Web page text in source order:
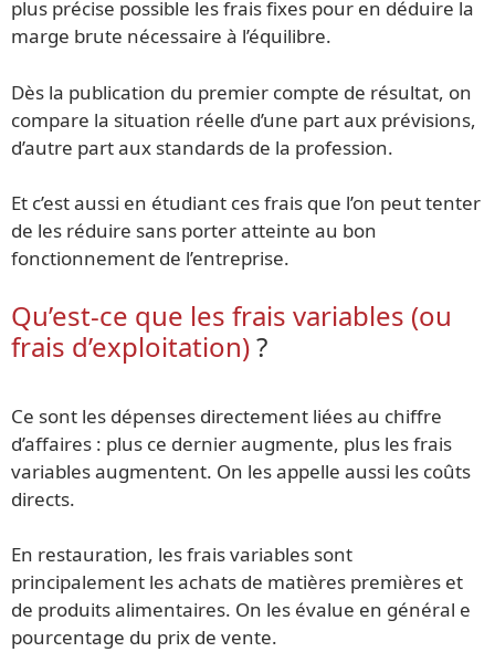
plus précise possible les frais fixes pour en déduire la
marge brute nécessaire à l’équilibre.
Dès la publication du premier compte de résultat, on
compare la situation réelle d’une part aux prévisions,
d’autre part aux standards de la profession.
Et c’est aussi en étudiant ces frais que l’on peut tenter
de les réduire sans porter atteinte au bon
fonctionnement de l’entreprise.
Qu’est-ce que les frais variables (ou
frais d’exploitation)?
Ce sont les dépenses directement liées au chiffre
d’affaires : plus ce dernier augmente, plus les frais
variables augmentent. On les appelle aussi les coûts
directs.
En restauration, les frais variables sont
principalement les achats de matières premières et
de produits alimentaires. On les évalue en général e
pourcentage du prix de vente.